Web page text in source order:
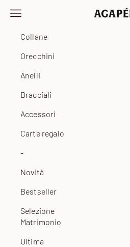
Agapée
Apri il menu di navigazione
Collane
Orecchini
Anelli
Bracciali
Accessori
Carte regalo
-
Novità
Bestseller
Selezione
Matrimonio
Ultima